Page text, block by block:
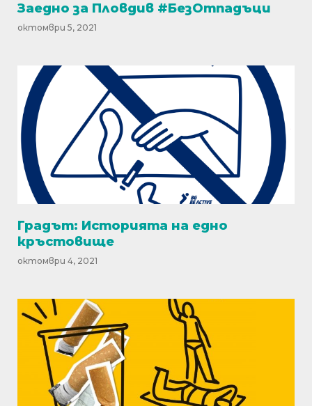
Заедно за Пловдив #БезОтпадъци
октомври 5, 2021
Градът: Историята на едно
кръстовище
октомври 4, 2021